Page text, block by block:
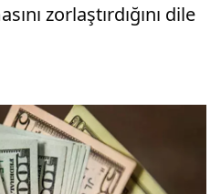
zorlaştırdığını dile